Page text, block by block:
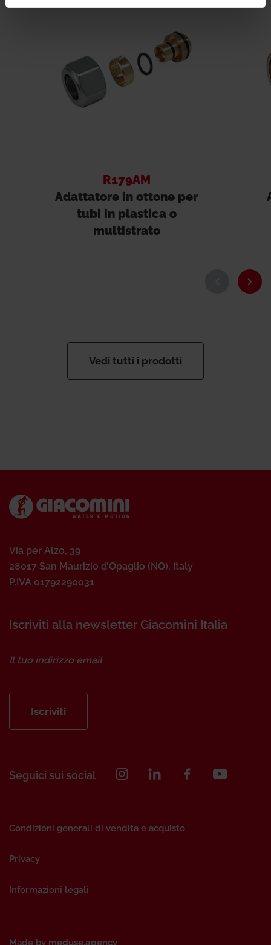
R179AM
Adattatore in ottone per
tubi in plastica o
multistrato
Vedi tutti i prodotti
Via per Alzo, 39
28017 San Maurizio d’Opaglio (NO), Italy
P.IVA 01792290031
Iscriviti alla newsletter Giacomini Italia
Iscriviti
Seguici sui social
Made by meduse.agency
Condizioni generali di vendita e acquisto
Privacy
Informazioni legali